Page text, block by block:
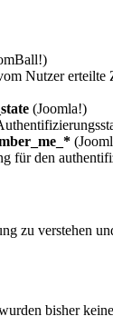
Nutzer erteilte
(Joomla!)
für den
zu verstehen
bisher